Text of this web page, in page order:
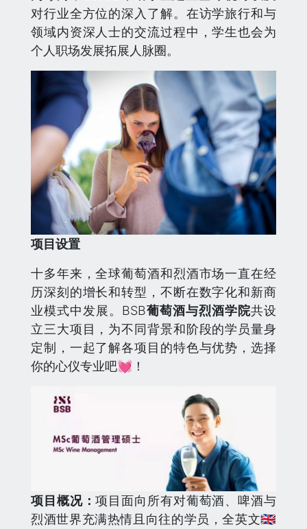
对行业全方位的深入了解。在访学旅行和与
领域内资深人士的交流过程中，学生也会为
个人职场发展拓展人脉圈。
项目设置
十多年来，全球葡萄酒和烈酒市场一直在经
历深刻的增长和转型，不断在数字化和新商
业模式中发展。BSB葡萄酒与烈酒学院共设
立三大项目，为不同背景和阶段的学员量身
定制，一起了解各项目的特色与优势，选择
你的心仪专业吧💓！
项目概况：项目面向所有对葡萄酒、啤酒与
烈酒世界充满热情且向往的学员，全英文🇬🇧